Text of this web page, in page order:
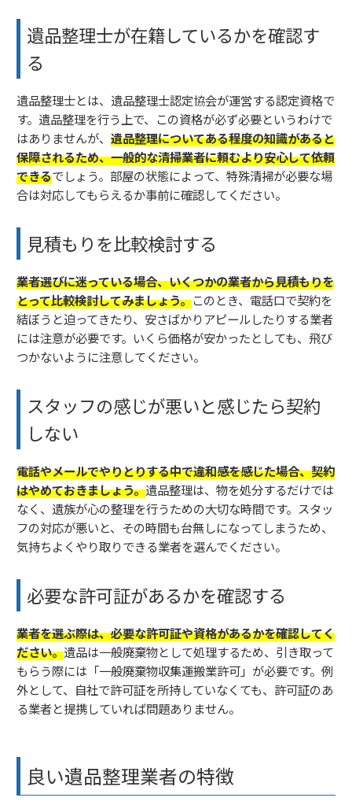
遺品整理士が在籍しているかを確認す
る
遺品整理士とは、遺品整理士認定協会が運営する認定資格で
す。遺品整理を行う上で、この資格が必ず必要というわけで
はありませんが、 遺品整理についてある程度の知識があると
保障されるため、一般的な清掃業者に頼むより安心して依頼
できるでしょう。部屋の状態によって、特殊清掃が必要な場
合は対応してもらえるか事前に確認してください。
見積もりを比較検討する
業者選びに迷っている場合、いくつかの業者から見積もりを
とって比較検討してみましょう。このとき、電話口で契約を
結ぼうと迫ってきたり、安さばかりアピールしたりする業者
には注意が必要です。いくら価格が安かったとしても、飛び
つかないように注意してください。
スタッフの感じが悪いと感じたら契約
しない
電話やメールでやりとりする中で違和感を感じた場合、契約
はやめておきましょう。遺品整理は、物を処分するだけでは
なく、遺族が心の整理を行うための大切な時間です。スタッ
フの対応が悪いと、その時間も台無しになってしまうため、
気持ちよくやり取りできる業者を選んでください。
必要な許可証があるかを確認する
業者を選ぶ際は、必要な許可証や資格があるかを確認してく
ださい。遺品は一般廃棄物として処理するため、引き取って
もらう際には「一般廃棄物収集運搬業許可」が必要です。例
外として、自社で許可証を所持していなくても、許可証のあ
る業者と提携していれば問題ありません。
良い遺品整理業者の特徴